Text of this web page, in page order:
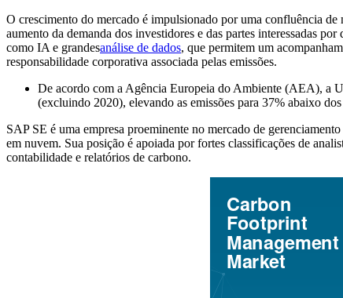
O crescimento do mercado é impulsionado por uma confluência
aumento da demanda dos investidores e das partes interessadas
como IA e grandesanálise de dados, que permitem um
responsabilidade corporativa associada pelas emissões.
De acordo com a Agência Europeia do Ambiente (AEA), a
(excluindo 2020), elevando as emissões para 37% abaixo
SAP SE é uma empresa proeminente no mercado de
em nuvem. Sua posição é apoiada por fortes classificações de
contabilidade e relatórios de carbono.